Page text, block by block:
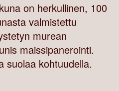
on herkullinen, 100
valmistettu
murean
maissipanerointi.
suolaa kohtuudella.